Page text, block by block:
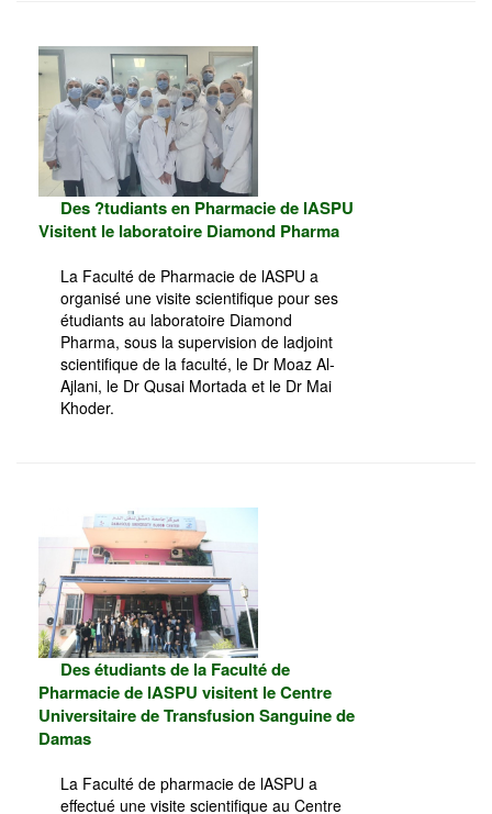
Des ?tudiants en Pharmacie de lASPU
Visitent le laboratoire Diamond Pharma
La Faculté de Pharmacie de lASPU a
organisé une visite scientifique pour ses
étudiants au laboratoire Diamond
Pharma, sous la supervision de ladjoint
scientifique de la faculté, le Dr Moaz Al-
Ajlani, le Dr Qusai Mortada et le Dr Mai
Khoder.
Des étudiants de la Faculté de
Pharmacie de lASPU visitent le Centre
Universitaire de Transfusion Sanguine de
Damas
La Faculté de pharmacie de lASPU a
effectué une visite scientifique au Centre